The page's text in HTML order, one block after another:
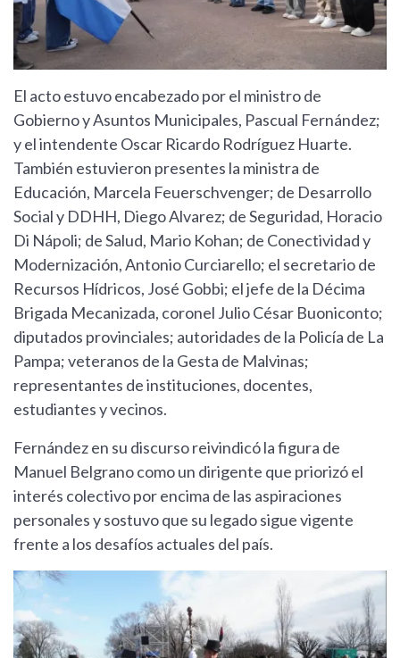
El acto estuvo encabezado por el ministro de
Gobierno y Asuntos Municipales, Pascual Fernández;
y el intendente Oscar Ricardo Rodríguez Huarte.
También estuvieron presentes la ministra de
Educación, Marcela Feuerschvenger; de Desarrollo
Social y DDHH, Diego Alvarez; de Seguridad, Horacio
Di Nápoli; de Salud, Mario Kohan; de Conectividad y
Modernización, Antonio Curciarello; el secretario de
Recursos Hídricos, José Gobbi; el jefe de la Décima
Brigada Mecanizada, coronel Julio César Buoniconto;
diputados provinciales; autoridades de la Policía de La
Pampa; veteranos de la Gesta de Malvinas;
representantes de instituciones, docentes,
estudiantes y vecinos.
Fernández en su discurso reivindicó la figura de
Manuel Belgrano como un dirigente que priorizó el
interés colectivo por encima de las aspiraciones
personales y sostuvo que su legado sigue vigente
frente a los desafíos actuales del país.